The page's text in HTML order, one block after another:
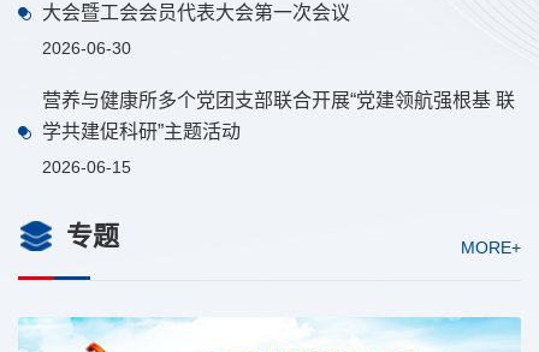
大会暨工会会员代表大会第一次会议
2026-06-30
营养与健康所多个党团支部联合开展“党建领航强根基 联
学共建促科研”主题活动
2026-06-15
专题 MORE+